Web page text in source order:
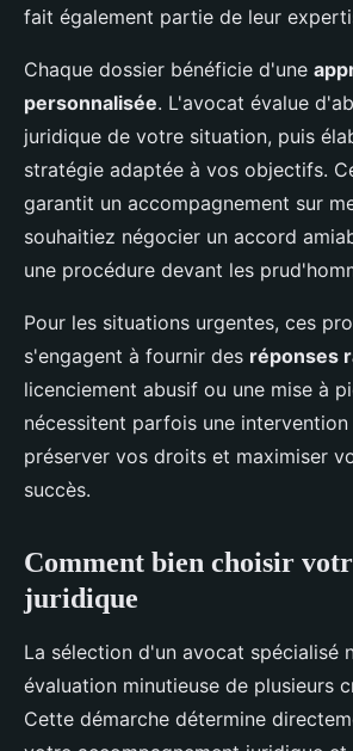
fait également partie de leur
Chaque dossier bénéficie d'une
personnalisée. L'avocat évalue
juridique de votre situation, puis
stratégie adaptée à vos objectifs.
garantit un accompagnement sur
souhaitiez négocier un accord
une procédure devant les
Pour les situations urgentes, ces
s'engagent à fournir des réponses
licenciement abusif ou une mise à
nécessitent parfois une
préserver vos droits et maximiser
succès.
Comment bien choisir
juridique
La sélection d'un avocat spécialisé
évaluation minutieuse de plusieurs
Cette démarche détermine